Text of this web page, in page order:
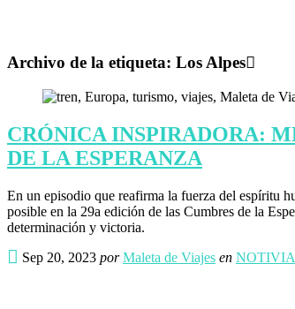
Archivo de la etiqueta: Los Alpes
CRÓNICA INSPIRADORA:
DE LA ESPERANZA
En un episodio que reafirma la fuerza del espíritu
posible en la 29a edición de las Cumbres de la
determinación y victoria.
Sep 20, 2023 por Maleta de Viajes en